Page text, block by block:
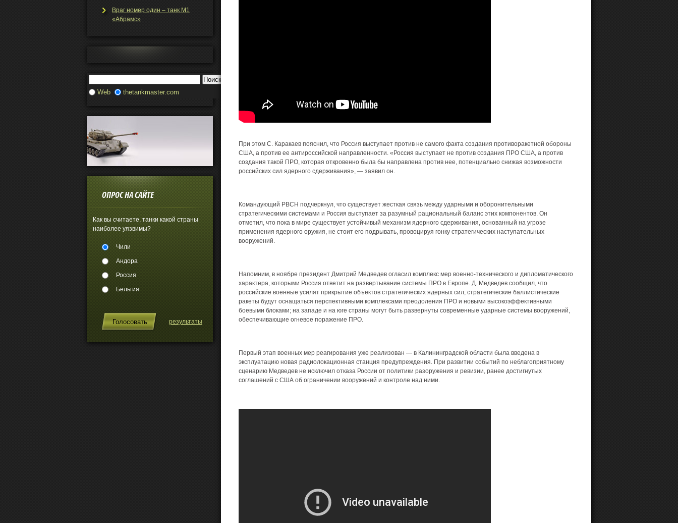
Враг номер один – танк М1
«Абрамс»
Web thetankmaster.com
ОПРОС НА САЙТЕ
Как вы считаете, танки какой страны
наиболее уязвимы?
Чили
Андора
Россия
Бельгия
результаты
При этом С. Каракаев пояснил, что Россия выступает против не самого факта создания противоракетной обороны
США, а против ее антироссийской направленности. «Россия выступает не против создания ПРО США, а против
создания такой ПРО, которая откровенно была бы направлена против нее, потенциально снижая возможности
российских сил ядерного сдерживания», — заявил он.
Командующий РВСН подчеркнул, что существует жесткая связь между ударными и оборонительными
стратегическими системами и Россия выступает за разумный рациональный баланс этих компонентов. Он
отметил, что пока в мире существует устойчивый механизм ядерного сдерживания, основанный на угрозе
применения ядерного оружия, не стоит его подрывать, провоцируя гонку стратегических наступательных
вооружений.
Напомним, в ноябре президент Дмитрий Медведев огласил комплекс мер военно-технического и дипломатического
характера, которыми Россия ответит на развертывание системы ПРО в Европе. Д. Медведев сообщил, что
российские военные усилят прикрытие объектов стратегических ядерных сил; стратегические баллистические
ракеты будут оснащаться перспективными комплексами преодоления ПРО и новыми высокоэффективными
боевыми блоками; на западе и на юге страны могут быть развернуты современные ударные системы вооружений,
обеспечивающие огневое поражение ПРО.
Первый этап военных мер реагирования уже реализован — в Калининградской области была введена в
эксплуатацию новая радиолокационная станция предупреждения. При развитии событий по неблагоприятному
сценарию Медведев не исключил отказа России от политики разоружения и ревизии, ранее достигнутых
соглашений с США об ограничении вооружений и контроле над ними.